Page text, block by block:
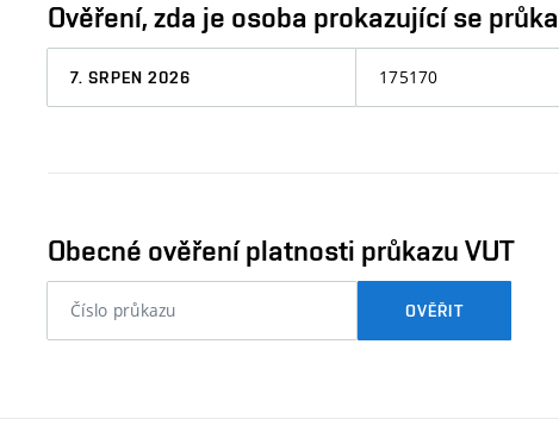
Ověření, zda je osoba prokazující se
číslo
Obecné ověření platnosti průkazu VUT
číslo
OVĚŘIT